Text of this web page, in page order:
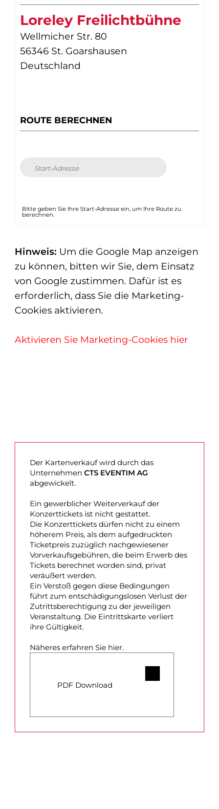
Loreley Freilichtbühne
Wellmicher Str. 80
56346 St. Goarshausen
Deutschland
ROUTE BERECHNEN
Bitte geben Sie Ihre Start-Adresse ein, um Ihre Route zu
berechnen.
Hinweis: Um die Google Map anzeigen
zu können, bitten wir Sie, dem Einsatz
von Google zustimmen. Dafür ist es
erforderlich, dass Sie die Marketing-
Cookies aktivieren.
Aktivieren Sie Marketing-Cookies hier
Der Kartenverkauf wird durch das
Unternehmen CTS EVENTIM AG
abgewickelt.
Ein gewerblicher Weiterverkauf der
Konzerttickets ist nicht gestattet.
Die Konzerttickets dürfen nicht zu einem
höherem Preis, als dem aufgedruckten
Ticketpreis zuzüglich nachgewiesener
Vorverkaufsgebühren, die beim Erwerb des
Tickets berechnet worden sind, privat
veräußert werden.
Ein Verstoß gegen diese Bedingungen
führt zum entschädigungslosen Verlust der
Zutrittsberechtigung zu der jeweiligen
Veranstaltung. Die Eintrittskarte verliert
ihre Gültigkeit.
Näheres erfahren Sie hier.
PDF Download